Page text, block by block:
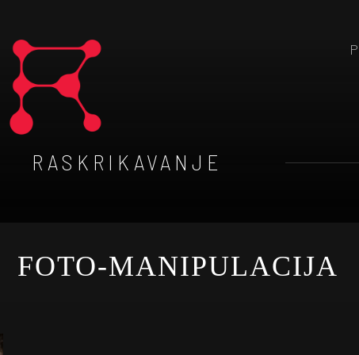
RASKRIKAVANJE
FOTO-MANIPULACIJA